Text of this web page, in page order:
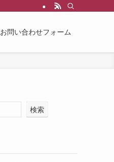
お問い合わせフォーム
検索